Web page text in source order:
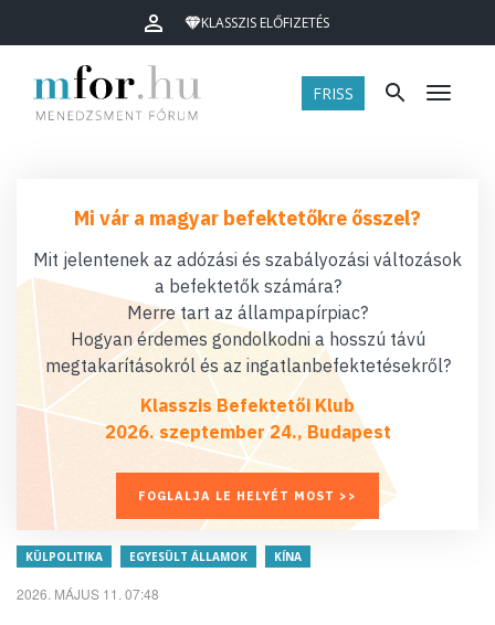
KLASSZIS ELŐFIZETÉS
FRISS Menü
Mi vár a magyar befektetőkre ősszel?
Mit jelentenek az adózási és szabályozási változások
a befektetők számára?
Merre tart az állampapírpiac?
Hogyan érdemes gondolkodni a hosszú távú
megtakarításokról és az ingatlanbefektetésekről?
Klasszis Befektetői Klub
2026. szeptember 24., Budapest
FOGLALJA LE HELYÉT MOST >>
KÜLPOLITIKA EGYESÜLT ÁLLAMOK KÍNA
2026. MÁJUS 11. 07:48